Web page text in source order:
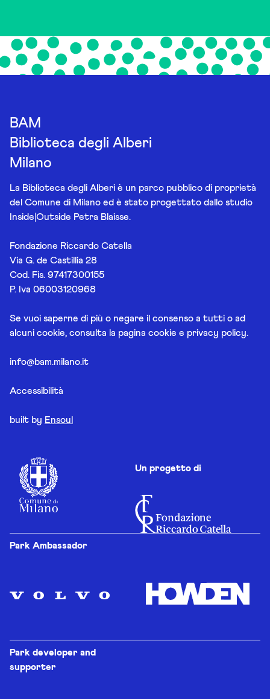
BAM
Biblioteca degli Alberi
Milano
La Biblioteca degli Alberi è un parco pubblico di proprietà
del Comune di Milano ed è stato progettato dallo studio
Inside|Outside Petra Blaisse.
Fondazione Riccardo Catella
Via G. de Castillia 28
Cod. Fis. 97417300155
P. Iva 06003120968
Se vuoi saperne di più o negare il consenso a tutti o ad
alcuni cookie, consulta la pagina cookie e privacy policy.
info@bam.milano.it
Accessibilità
built by Ensoul
Un progetto di
Park Ambassador
Park developer and
supporter